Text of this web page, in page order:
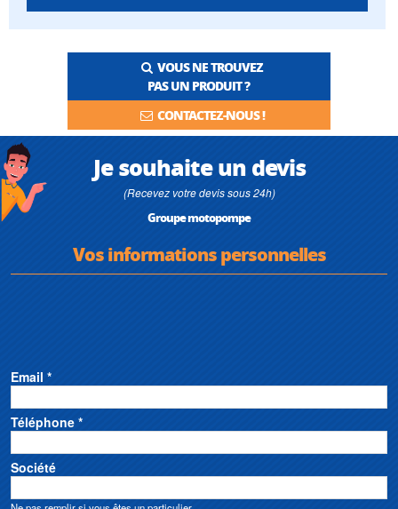
VOUS NE TROUVEZ
PAS UN PRODUIT ?
CONTACTEZ-NOUS !
Je souhaite un devis
(Recevez votre devis sous 24h)
Groupe motopompe
Vos informations personnelles
Email *
Téléphone *
Société